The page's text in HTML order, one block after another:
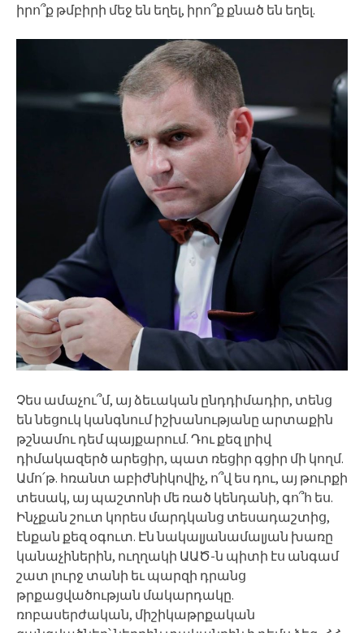
իրո՞ք թմբիրի մեջ են եղել, իրո՞ք քնած են եղել.
Չես ամաչու՞մ, այ ձեւական ընդդիմադիր, տենց
են նեցուկ կանգնում իշխանությանը արտաքին
թշնամու դեմ պայքարում. Դու քեզ լրիվ
դիմակազերծ արեցիր, պատ ռեցիր գցիր մի կողմ.
Ամո՛թ. հռանտ աբիժնիկովիչ, ո՞վ ես դու, այ թուրքի
տեսակ, այ պաշտոնի մե ռած կենդանի, գո՞հ ես.
Ինչքան շուտ կորես մարդկանց տեսադաշտից,
էնքան քեզ օգուտ. Էն նակալյանամալյան խառը
կանաչիներին, ուղղակի ԱԱԾ-ն պիտի էս անգամ
շատ լուրջ տանի եւ պարզի դրանց
թրքացվածության մակարդակը.
ռոբասերժական, միշիկաթրքական